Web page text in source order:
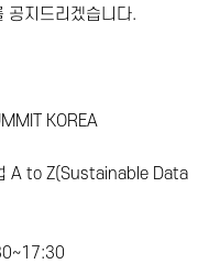
공지드리겠습니다.
KOREA
A to Z(Sustainable Data